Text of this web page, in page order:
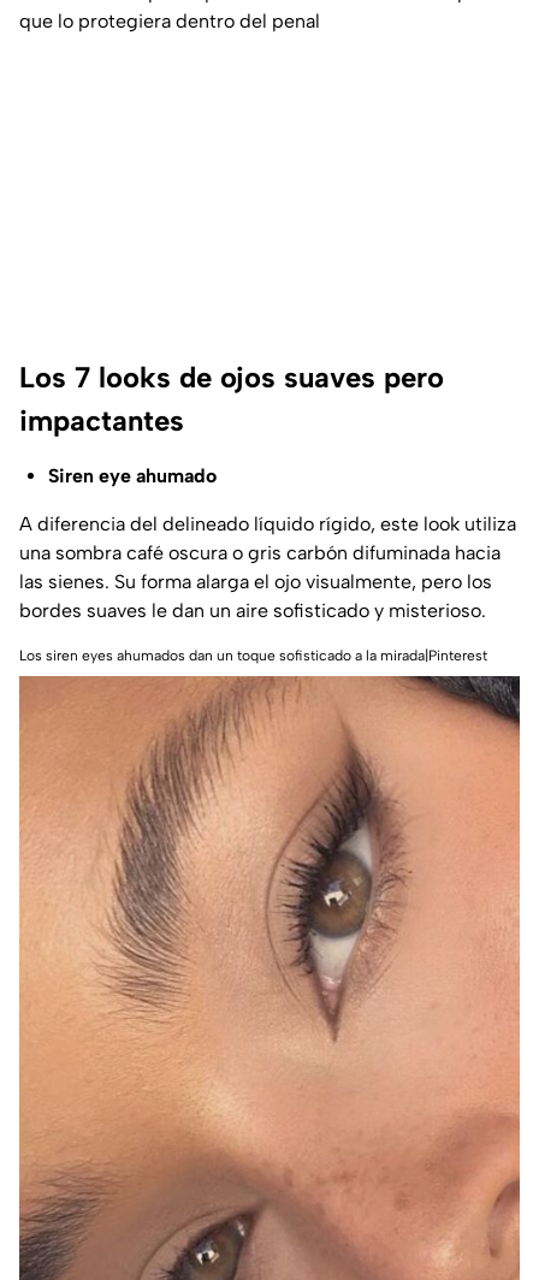
que lo protegiera dentro del penal
Los 7 looks de ojos suaves pero
impactantes
Siren eye ahumado
A diferencia del delineado líquido rígido, este look utiliza
una sombra café oscura o gris carbón difuminada hacia
las sienes. Su forma alarga el ojo visualmente, pero los
bordes suaves le dan un aire sofisticado y misterioso.
Los siren eyes ahumados dan un toque sofisticado a la mirada|Pinterest